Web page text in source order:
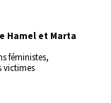
Hamel et Marta
féministes,
victimes